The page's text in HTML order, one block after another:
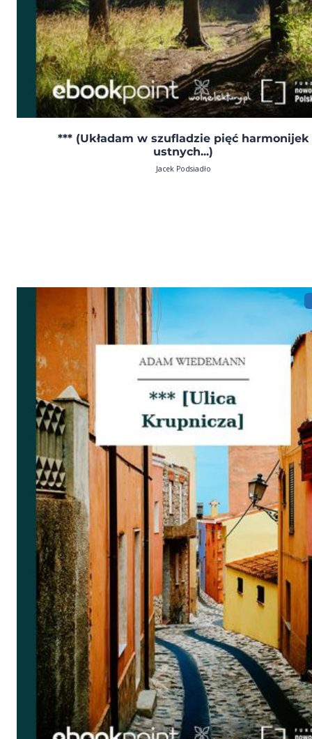
*** (Układam w szufladzie pięć harmonijek
ustnych...)
Jacek Podsiadło